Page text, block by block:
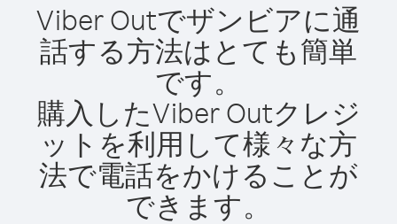
Viber Outでザンビアに通
話する方法はとても簡単
です。
購入したViber Outクレジ
ットを利用して様々な方
法で電話をかけることが
できます。